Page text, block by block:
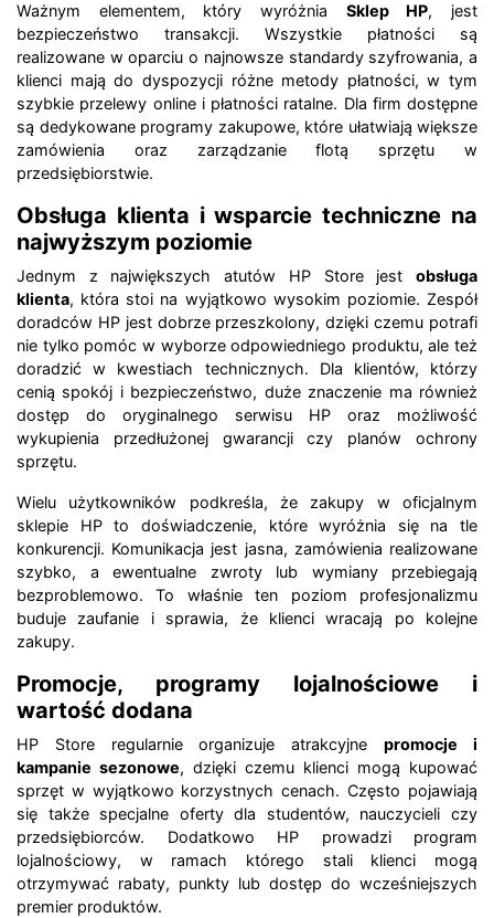
Ważnym elementem, który wyróżnia Sklep HP, jest
bezpieczeństwo transakcji. Wszystkie płatności są
realizowane w oparciu o najnowsze standardy szyfrowania, a
klienci mają do dyspozycji różne metody płatności, w tym
szybkie przelewy online i płatności ratalne. Dla firm dostępne
są dedykowane programy zakupowe, które ułatwiają większe
zamówienia oraz zarządzanie flotą sprzętu w
przedsiębiorstwie.
Obsługa klienta i wsparcie techniczne na
najwyższym poziomie
Jednym z największych atutów HP Store jest obsługa
klienta, która stoi na wyjątkowo wysokim poziomie. Zespół
doradców HP jest dobrze przeszkolony, dzięki czemu potrafi
nie tylko pomóc w wyborze odpowiedniego produktu, ale też
doradzić w kwestiach technicznych. Dla klientów, którzy
cenią spokój i bezpieczeństwo, duże znaczenie ma również
dostęp do oryginalnego serwisu HP oraz możliwość
wykupienia przedłużonej gwarancji czy planów ochrony
sprzętu.
Wielu użytkowników podkreśla, że zakupy w oficjalnym
sklepie HP to doświadczenie, które wyróżnia się na tle
konkurencji. Komunikacja jest jasna, zamówienia realizowane
szybko, a ewentualne zwroty lub wymiany przebiegają
bezproblemowo. To właśnie ten poziom profesjonalizmu
buduje zaufanie i sprawia, że klienci wracają po kolejne
zakupy.
Promocje, programy lojalnościowe i
wartość dodana
HP Store regularnie organizuje atrakcyjnepromocje i
kampanie sezonowe, dzięki czemu klienci mogą kupować
sprzęt w wyjątkowo korzystnych cenach. Często pojawiają
się także specjalne oferty dla studentów, nauczycieli czy
przedsiębiorców. Dodatkowo HP prowadzi program
lojalnościowy, w ramach którego stali klienci mogą
otrzymywać rabaty, punkty lub dostęp do wcześniejszych
premier produktów.